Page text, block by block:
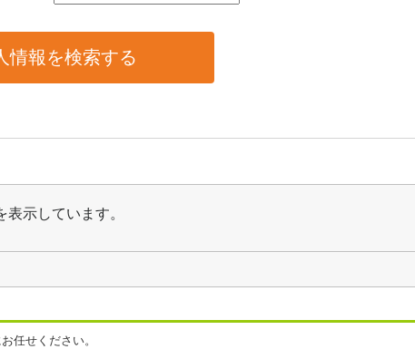
表示しています。
任せください。